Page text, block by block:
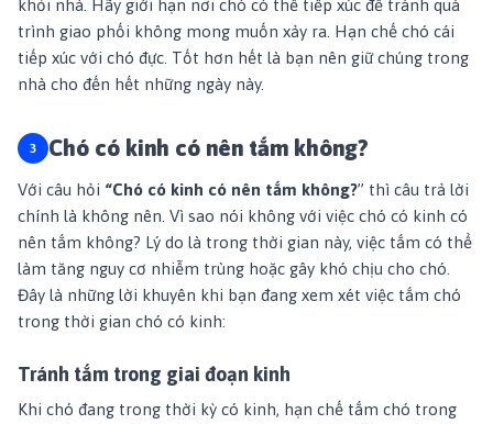
khỏi nhà. Hãy giới hạn nơi chó có thể tiếp xúc để tránh quá
trình giao phối không mong muốn xảy ra. Hạn chế chó cái
tiếp xúc với chó đực. Tốt hơn hết là bạn nên giữ chúng trong
nhà cho đến hết những ngày này.
Chó có kinh có nên tắm không?
Với câu hỏi “Chó có kinh có nên tắm không?” thì câu trả lời
chính là không nên. Vì sao nói không với việc chó có kinh có
nên tắm không? Lý do là trong thời gian này, việc tắm có thể
làm tăng nguy cơ nhiễm trùng hoặc gây khó chịu cho chó.
Đây là những lời khuyên khi bạn đang xem xét việc tắm chó
trong thời gian chó có kinh:
Tránh tắm trong giai đoạn kinh
Khi chó đang trong thời kỳ có kinh, hạn chế tắm chó trong